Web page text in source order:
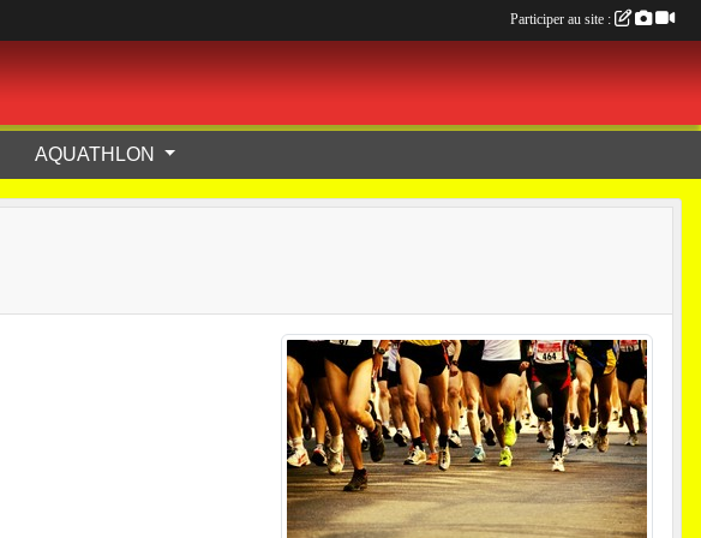
AQUATHLON
Participer au site :